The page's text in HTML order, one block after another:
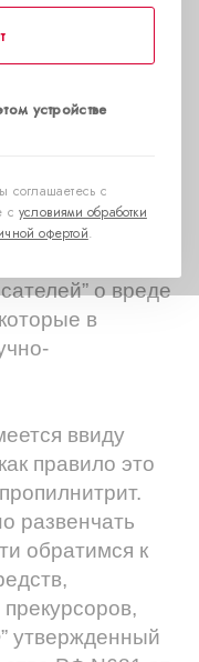
устройстве
соглашаетесь с
сусловиями обработки
офертой.
с
о вреде
в
ввиду
правило это
развенчать
обратимся к
утвержденный